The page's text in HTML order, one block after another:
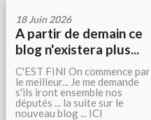
18 Juin 2026
A partir de demain ce
blog n'existera plus...
C'EST FINI On commence par
le meilleur... Je me demande
s'ils iront ensemble nos
députés ... la suite sur le
nouveau blog ... ICI